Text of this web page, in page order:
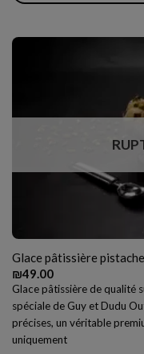
Glace pâtissière pistache
₪49.00
Glace pâtissière de qualité
spéciale de Guy et Dudu
précises, un véritable
uniquement